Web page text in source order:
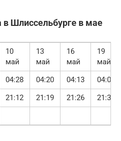
в Шлиссельбурге в мае
10
май
13
май
16
май
19
май
04:28 04:20 04:13
04:07
21:12 21:19 21:26 21:33